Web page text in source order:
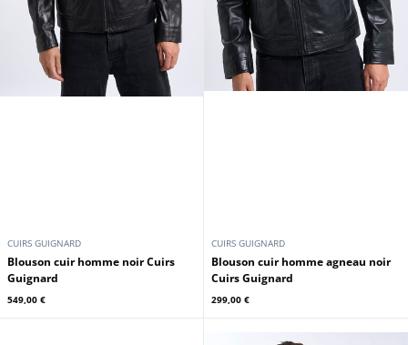
CUIRS GUIGNARD
Blouson cuir homme noir Cuirs
Guignard
549,00 €
CUIRS GUIGNARD
Blouson cuir homme agneau noir
Cuirs Guignard
299,00 €